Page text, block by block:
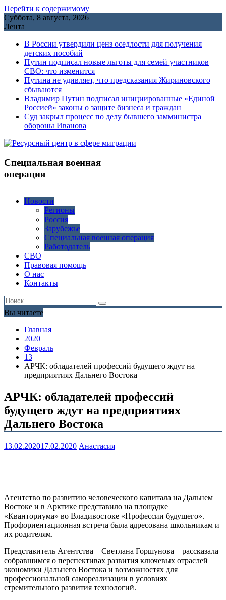
Перейти к содержимому
Суббота, 8 августа, 2026
Лента
В России утвердили ценз оседлости для получения
детских пособий
Путин подписал новые льготы для семей участников
СВО: что изменится
Путина не удивляет, что предсказания Жириновского
сбываются
Владимир Путин подписал инициированные «Единой
Россией» законы о защите бизнеса и граждан
Cуд закрыл процесс по делу бывшего замминистра
обороны Иванова
Специальная военная
операция
Новости
Регионы
Россия
Зарубежье
Специальная военная операция
Работодатель
СВО
Правовая помощь
О нас
Контакты
Вы читаете
Главная
2020
Февраль
13
АРЧК: обладателей профессий будущего ждут на
предприятиях Дальнего Востока
АРЧК: обладателей профессий
будущего ждут на предприятиях
Дальнего Востока
13.02.202017.02.2020 Анастасия
Агентство по развитию человеческого капитала на Дальнем
Востоке и в Арктике представило на площадке
«Кванториума» во Владивостоке «Профессии будущего».
Профориентационная встреча была адресована школьникам и
их родителям.
Представитель Агентства – Светлана Горшунова – рассказала
собравшимся о перспективах развития ключевых отраслей
экономики Дальнего Востока и возможностях для
профессиональной самореализации в условиях
стремительного развития технологий.